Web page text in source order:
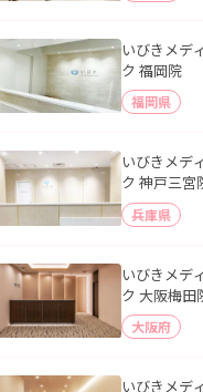
いびきメデ
ク 福岡院
福岡県
いびきメデ
ク 神戸三宮
兵庫県
いびきメデ
ク 大阪梅田
大阪府
いびきメデ